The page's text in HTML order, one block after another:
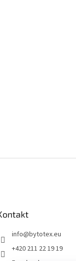
info@bytotex.eu
+420 211 22 19 19